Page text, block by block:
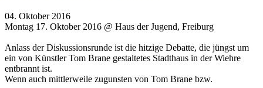
04. Oktober 2016
Montag 17. Oktober 2016 @ Haus der Jugend, Freiburg
Anlass der Diskussionsrunde ist die hitzige Debatte, die jüngst um
ein von Künstler Tom Brane gestaltetes Stadthaus in der Wiehre
entbrannt ist.
Wenn auch mittlerweile zugunsten von Tom Brane bzw.